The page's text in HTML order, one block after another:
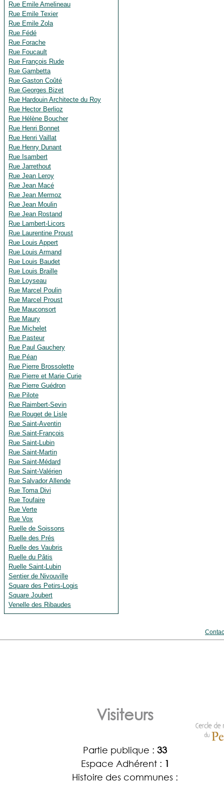
Rue Emile Amelineau
Rue Emile Texier
Rue Emile Zola
Rue Fédé
Rue Forache
Rue Foucault
Rue François Rude
Rue Gambetta
Rue Gaston Coûté
Rue Georges Bizet
Rue Hardouin Architecte du Roy
Rue Hector Berlioz
Rue Hélène Boucher
Rue Henri Bonnet
Rue Henri Vaillat
Rue Henry Dunant
Rue Isambert
Rue Jarrethout
Rue Jean Leroy
Rue Jean Macé
Rue Jean Mermoz
Rue Jean Moulin
Rue Jean Rostand
Rue Lambert-Licors
Rue Laurentine Proust
Rue Louis Appert
Rue Louis Armand
Rue Louis Baudet
Rue Louis Braille
Rue Loyseau
Rue Marcel Poulin
Rue Marcel Proust
Rue Mauconsort
Rue Maury
Rue Michelet
Rue Pasteur
Rue Paul Gauchery
Rue Péan
Rue Pierre Brossolette
Rue Pierre et Marie Curie
Rue Pierre Guédron
Rue Pilote
Rue Raimbert-Sevin
Rue Rouget de Lisle
Rue Saint-Aventin
Rue Saint-François
Rue Saint-Lubin
Rue Saint-Martin
Rue Saint-Médard
Rue Saint-Valérien
Rue Salvador Allende
Rue Toma Divi
Rue Toufaire
Rue Verte
Rue Vox
Ruelle de Soissons
Ruelle des Prés
Ruelle des Vaubris
Ruelle du Pâtis
Ruelle Saint-Lubin
Sentier de Nivouville
Square des Petirs-Logis
Square Joubert
Venelle des Ribaudes
Visiteurs
Partie publique : 33
Espace Adhérent : 1
Histoire des communes :